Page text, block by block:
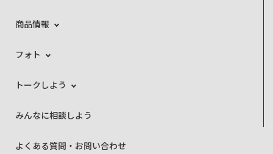
商品情報
フォト
トークしよう
みんなに相談しよう
よくある質問・お問い合わせ